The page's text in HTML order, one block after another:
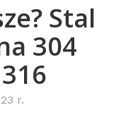
Stal
304
r.